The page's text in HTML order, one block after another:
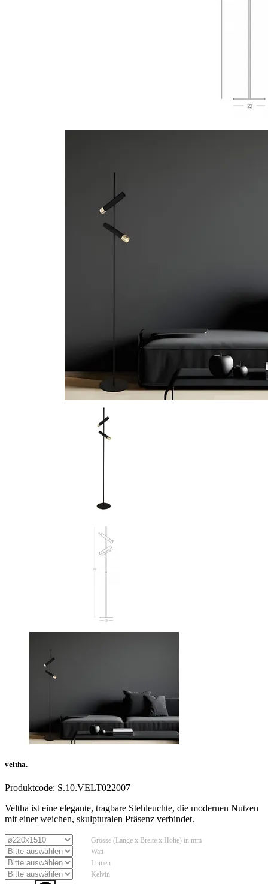
veltha.
Produktcode: S.10.VELT022007
Veltha ist eine elegante, tragbare Stehleuchte, die modernen Nutzen
mit einer weichen, skulpturalen Präsenz verbindet.
Grösse (Länge x Breite x Höhe) in mm
Watt
Lumen
Kelvin